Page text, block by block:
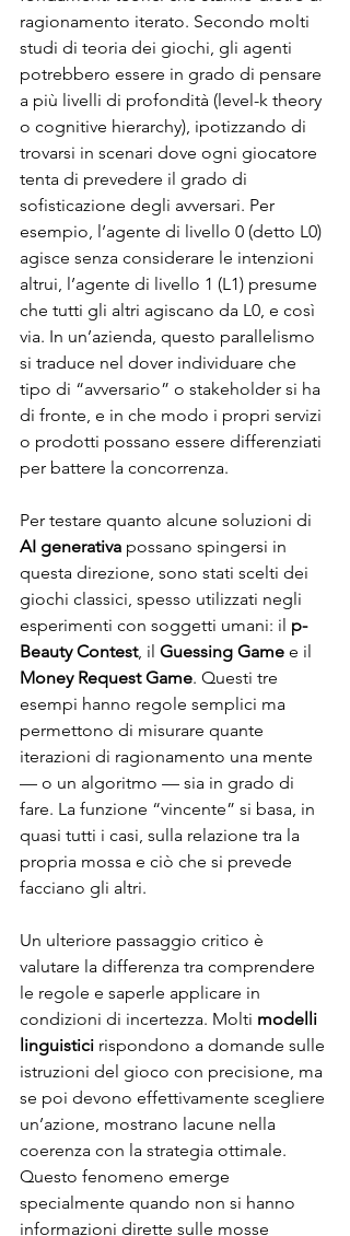
ragionamento iterato. Secondo molti
studi di teoria dei giochi, gli agenti
potrebbero essere in grado di pensare
a più livelli di profondità (level-k theory
o cognitive hierarchy), ipotizzando di
trovarsi in scenari dove ogni giocatore
tenta di prevedere il grado di
sofisticazione degli avversari. Per
esempio, l’agente di livello 0 (detto L0)
agisce senza considerare le intenzioni
altrui, l’agente di livello 1 (L1) presume
che tutti gli altri agiscano da L0, e così
via. In un’azienda, questo parallelismo
si traduce nel dover individuare che
tipo di “avversario” o stakeholder si ha
di fronte, e in che modo i propri servizi
o prodotti possano essere differenziati
per battere la concorrenza.
Per testare quanto alcune soluzioni di
AI generativa possano spingersi in
questa direzione, sono stati scelti dei
giochi classici, spesso utilizzati negli
esperimenti con soggetti umani: il p-
Beauty Contest, il Guessing Game e il
Money Request Game. Questi tre
esempi hanno regole semplici ma
permettono di misurare quante
iterazioni di ragionamento una mente
— o un algoritmo — sia in grado di
fare. La funzione “vincente” si basa, in
quasi tutti i casi, sulla relazione tra la
propria mossa e ciò che si prevede
facciano gli altri.
Un ulteriore passaggio critico è
valutare la differenza tra comprendere
le regole e saperle applicare in
condizioni di incertezza. Molti modelli
linguistici rispondono a domande sulle
istruzioni del gioco con precisione, ma
se poi devono effettivamente scegliere
un’azione, mostrano lacune nella
coerenza con la strategia ottimale.
Questo fenomeno emerge
specialmente quando non si hanno
informazioni dirette sulle mosse